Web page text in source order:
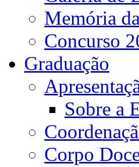
Memória
Concurso
Graduação
Sobre a
Corpo